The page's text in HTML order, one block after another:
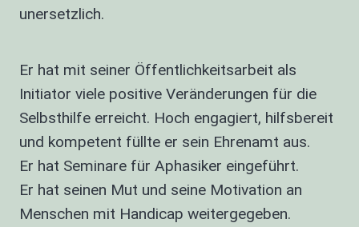
unersetzlich.
Er hat mit seiner Öffentlichkeitsarbeit als
Initiator viele positive Veränderungen für die
Selbsthilfe erreicht. Hoch engagiert, hilfsbereit
und kompetent füllte er sein Ehrenamt aus.
Er hat Seminare für Aphasiker eingeführt.
Er hat seinen Mut und seine Motivation an
Menschen mit Handicap weitergegeben.